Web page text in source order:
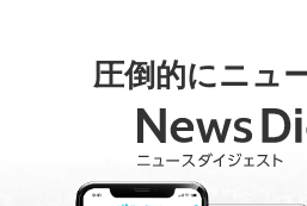
圧倒的にニュ